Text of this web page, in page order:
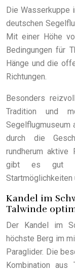
Die Wasserkuppe
deutschen
Mit einer Höhe
Bedingungen für
Hänge und die
Richtungen.
Besonders
Tradition und
Segelflugmuseum
durch die
rundherum aktive
gibt es gut
Kandel im
Talwinde
Der Kandel im
höchste Berg im
Paraglider. Die
Kombination aus